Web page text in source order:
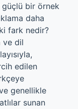
bir örnek
daha
fark nedir?
ve dil
edilen
genellikle
sunan